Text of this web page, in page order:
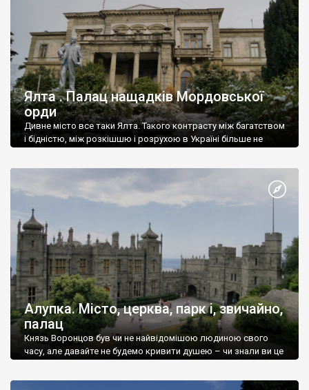
Ялта . Палац нащадків Мордовської
орди
Дивне місто все таки Ялта. Такого контрасту між багатством
і бідністю, між розкішшю і розрухою в Україні більше не
Алупка. Місто, церква, парк і, звичайно,
палац
Князь Воронцов був чи не найвідомішою людиною свого
часу, але давайте не будемо кривити душею – чи знали ви це